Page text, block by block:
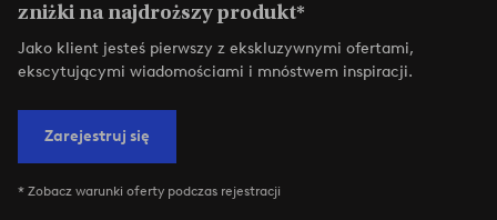
zniżki na najdroższy produkt*
Jako klient jesteś pierwszy z ekskluzywnymi ofertami,
ekscytującymi wiadomościami i mnóstwem inspiracji.
Zarejestruj się
* Zobacz warunki oferty podczas rejestracji